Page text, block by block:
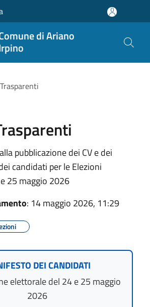
di Ariano
pubblicazione dei CV e dei
candidati per le Elezioni
25 maggio 2026
: 14 maggio 2026, 11:29
DEI CANDIDATI
elettorale del 24 e 25 maggio
2026